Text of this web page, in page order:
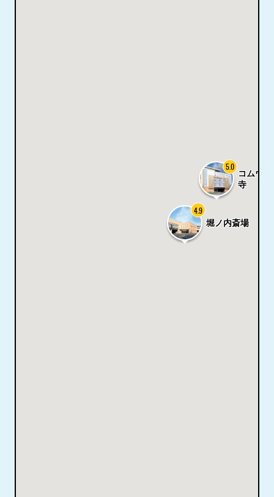
コムウ
寺
5.0
堀ノ内斎場
4.9